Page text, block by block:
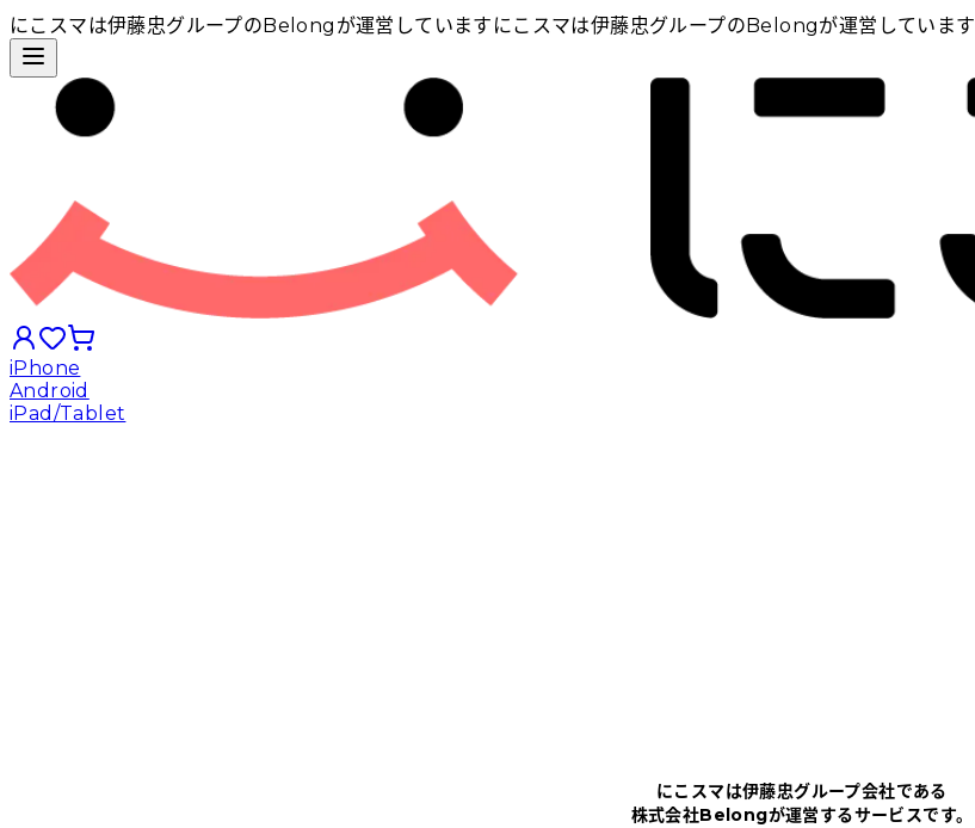
にこスマは伊藤忠グループのBelongが運営しています にこスマは伊藤忠グループのBelongが運営しています
iPhone
Android
iPad/Tablet
にこスマは伊藤忠グループ会社である
株式会社Belongが運営するサービスです。